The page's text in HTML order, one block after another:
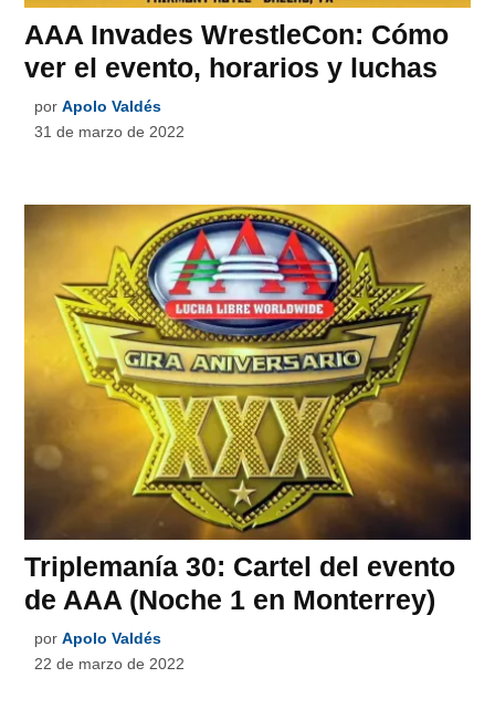
AAA Invades WrestleCon: Cómo
ver el evento, horarios y luchas
por Apolo Valdés
31 de marzo de 2022
Triplemanía 30: Cartel del evento
de AAA (Noche 1 en Monterrey)
por Apolo Valdés
22 de marzo de 2022